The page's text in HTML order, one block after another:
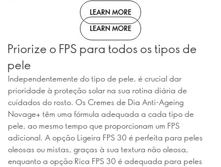
LEARN MORE
LEARN MORE
Priorize o FPS para todos os tipos de
pele
Independentemente do tipo de pele, é crucial dar
prioridade à proteção solar na sua rotina diária de
cuidados do rosto. Os Cremes de Dia Anti-Ageing
Novage+ têm uma fórmula adequada a cada tipo de
pele, ao mesmo tempo que proporcionam um FPS
adicional. A opção Ligeira FPS 30 é perfeita para peles
oleosas ou mistas, graças à sua textura não oleosa,
enquanto a opção Rica FPS 30 é adequada para peles